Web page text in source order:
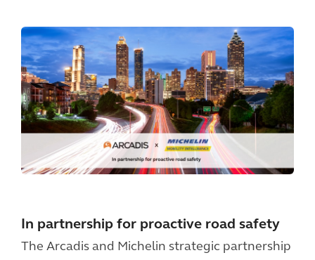
In partnership for proactive road safety
The Arcadis and Michelin strategic partnership